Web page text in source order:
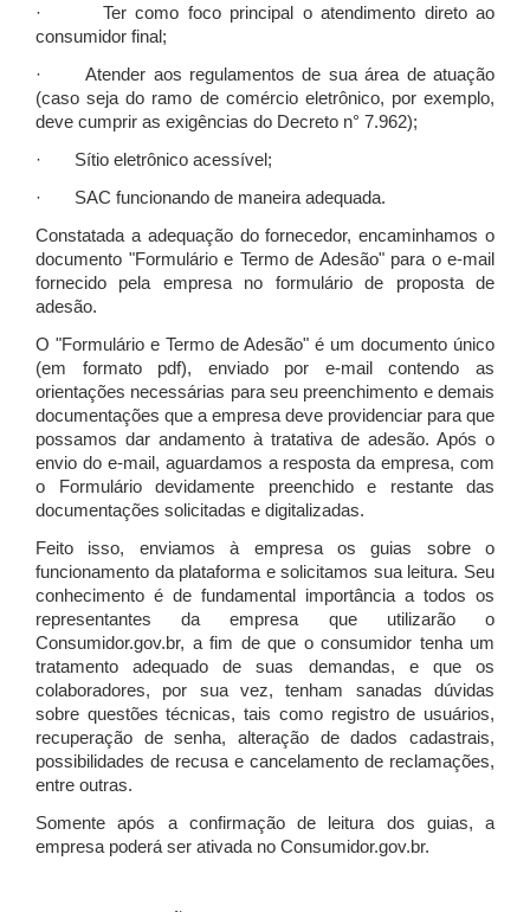
· Ter como foco principal o atendimento direto ao
consumidor final;
· Atender aos regulamentos de sua área de atuação
(caso seja do ramo de comércio eletrônico, por exemplo,
deve cumprir as exigências do Decreto n° 7.962);
· Sítio eletrônico acessível;
· SAC funcionando de maneira adequada.
Constatada a adequação do fornecedor, encaminhamos o
documento "Formulário e Termo de Adesão" para o e-mail
fornecido pela empresa no formulário de proposta de
adesão.
O "Formulário e Termo de Adesão" é um documento único
(em formato pdf), enviado por e-mail contendo as
orientações necessárias para seu preenchimento e demais
documentações que a empresa deve providenciar para que
possamos dar andamento à tratativa de adesão. Após o
envio do e-mail, aguardamos a resposta da empresa, com
o Formulário devidamente preenchido e restante das
documentações solicitadas e digitalizadas.
Feito isso, enviamos à empresa os guias sobre o
funcionamento da plataforma e solicitamos sua leitura. Seu
conhecimento é de fundamental importância a todos os
representantes da empresa que utilizarão o
Consumidor.gov.br, a fim de que o consumidor tenha um
tratamento adequado de suas demandas, e que os
colaboradores, por sua vez, tenham sanadas dúvidas
sobre questões técnicas, tais como registro de usuários,
recuperação de senha, alteração de dados cadastrais,
possibilidades de recusa e cancelamento de reclamações,
entre outras.
Somente após a confirmação de leitura dos guias, a
empresa poderá ser ativada no Consumidor.gov.br.